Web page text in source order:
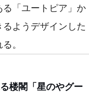
「ユートピア」か
ようデザインした
。
楼閣「星のやグー